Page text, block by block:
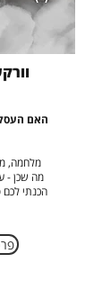
האם
מלחמה,
מה שכן -
הכנתי
<